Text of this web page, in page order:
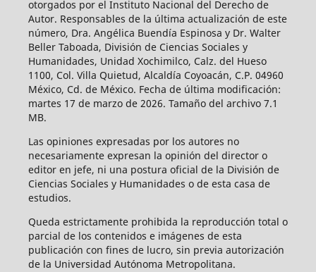
otorgados por el Instituto Nacional del Derecho de
Autor. Responsables de la última actualización de este
número, Dra. Angélica Buendía Espinosa y Dr. Walter
Beller Taboada, División de Ciencias Sociales y
Humanidades, Unidad Xochimilco, Calz. del Hueso
1100, Col. Villa Quietud, Alcaldía Coyoacán, C.P. 04960
México, Cd. de México. Fecha de última modificación:
martes 17 de marzo de 2026. Tamaño del archivo 7.1
MB.
Las opiniones expresadas por los autores no
necesariamente expresan la opinión del director o
editor en jefe, ni una postura oficial de la División de
Ciencias Sociales y Humanidades o de esta casa de
estudios.
Queda estrictamente prohibida la reproducción total o
parcial de los contenidos e imágenes de esta
publicación con fines de lucro, sin previa autorización
de la Universidad Autónoma Metropolitana.